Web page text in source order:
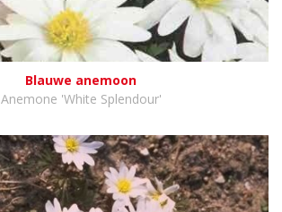
Blauwe anemoon
Anemone 'White Splendour'